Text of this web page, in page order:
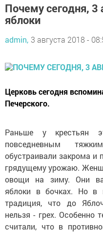
Почему сегодня, 3
яблоки
admin, 3 августа 2018 -
Церковь сегодня
Печерского.
Раньше у крестьян
повседневным
обустраивали закрома
грядущему урожаю.
овощи на зиму. Они
яблоки в бочках. Но в
традиция, что до
нельзя - грех. Особенно
считали, что в